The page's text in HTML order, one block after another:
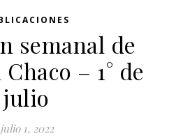
semanal de
– 1° de
julio
julio 1, 2022